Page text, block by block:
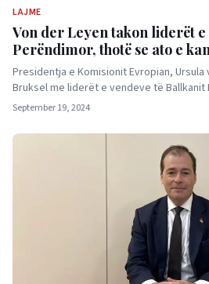
LAJME
Von der Leyen takon liderët
Perëndimor, thotë se ato e
Presidentja e Komisionit Evropian, Ursula
Bruksel me liderët e vendeve të
September 19, 2024